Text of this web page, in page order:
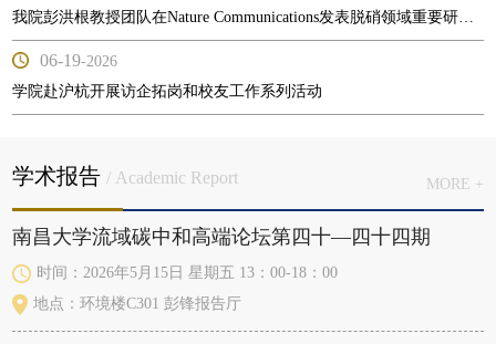
06-19-2026
学院赴沪杭开展访企拓岗和校友工作系列活动
学术报告 / Academic Report MORE +
南昌大学流域碳中和高端论坛第四十—四十四期
时间：2026年5月15日 星期五 13：00-18：00
地点：环境楼C301 彭锋报告厅